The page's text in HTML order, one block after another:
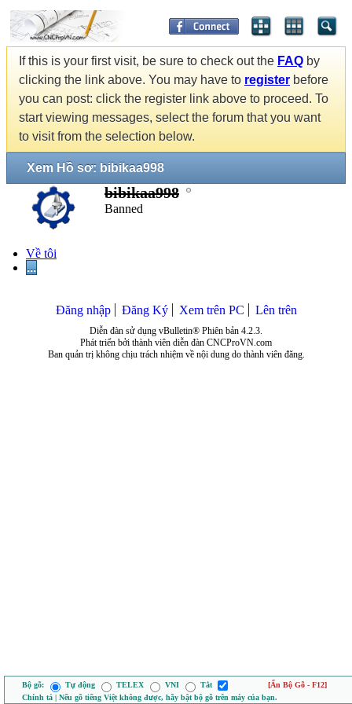
If this is your first visit, be sure to check out the FAQ by
clicking the link above. You may have to register before
you can post: click the register link above to proceed. To
start viewing messages, select the forum that you want
to visit from the selection below.
Xem Hồ sơ: bibikaa998
bibikaa998
Banned
Về tôi
...
Đăng nhập Đăng Ký Xem trên PC Lên trên
Diễn đàn sử dụng vBulletin® Phiên bản 4.2.3.
Phát triển bởi thành viên diễn đàn CNCProVN.com
Ban quản trị không chịu trách nhiệm về nội dung do thành viên đăng.
Bộ gõ: Tự động TELEX VNI Tắt
[Ẩn Bộ Gõ - F12]
Chính tả | Nếu gõ tiếng Việt không được, hãy bật bộ gõ trên máy của bạn.